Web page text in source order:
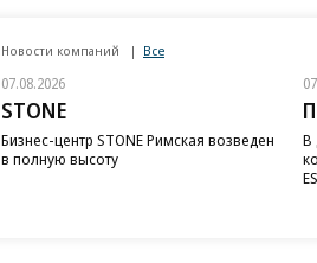
Новости компаний Все
07.08.2026
STONE
Бизнес-центр STONE Римская возведен
в полную высоту
В